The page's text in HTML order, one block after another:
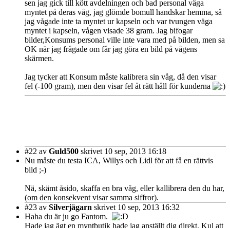
sen jag gick till kött avdelningen och bad personal väga
myntet på deras våg, jag glömde bomull handskar hemma, så
jag vågade inte ta myntet ur kapseln och var tvungen väga
myntet i kapseln, vågen visade 38 gram. Jag bifogar
bilder,Konsums personal ville inte vara med på bilden, men sa
OK när jag frågade om får jag göra en bild på vågens
skärmen.
Jag tycker att Konsum måste kalibrera sin våg, då den visar
fel (-100 gram), men den visar fel åt rätt håll för kunderna
#22 av Guld500 skrivet 10 sep, 2013 16:18
Nu måste du testa ICA, Willys och Lidl för att få en rättvis
bild ;-)
Nä, skämt åsido, skaffa en bra våg, eller kallibrera den du har,
(om den konsekvent visar samma siffror).
#23 av Silverjägarn skrivet 10 sep, 2013 16:32
Haha du är ju go Fantom.
Hade jag ägt en myntbutik hade jag anställt dig direkt. Kul att